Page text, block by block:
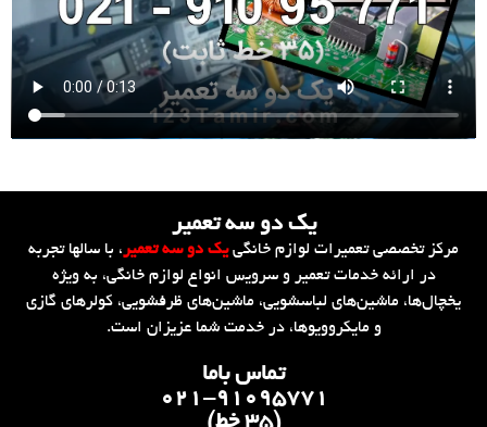
یک دو سه تعمیر
مرکز تخصصی تعمیرات لوازم خانگییک دو سه تعمیر ، با سالها تجربه
در ارائه خدمات تعمیر و سرویس انواع لوازم خانگی، به ویژه
یخچال‌ها، ماشین‌های لباسشویی، ماشین‌های ظرفشویی، کولرهای گازی
و مایکروویوها، در خدمت شما عزیزان است.
تماس باما
۰۲۱-۹۱۰۹۵۷۷۱